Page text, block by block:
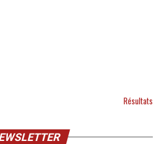
Résultats